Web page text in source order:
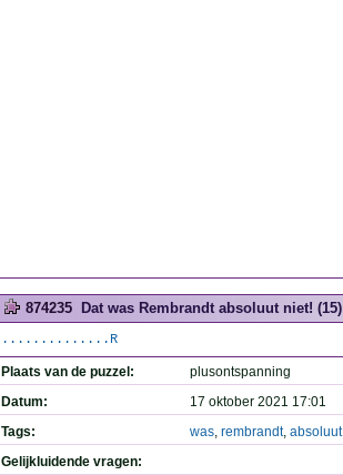
874235 Dat was Rembrandt absoluut niet! (15)
..............R
Plaats van de puzzel:
plusontspanning
Datum:
17 oktober 2021 17:01
Tags:
was, rembrandt, absoluut
Gelijkluidende vragen: